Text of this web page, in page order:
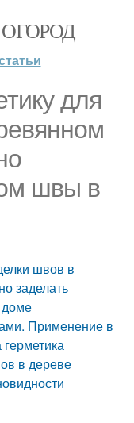
для
швы в
швов в
заделать
Применение в
в дереве